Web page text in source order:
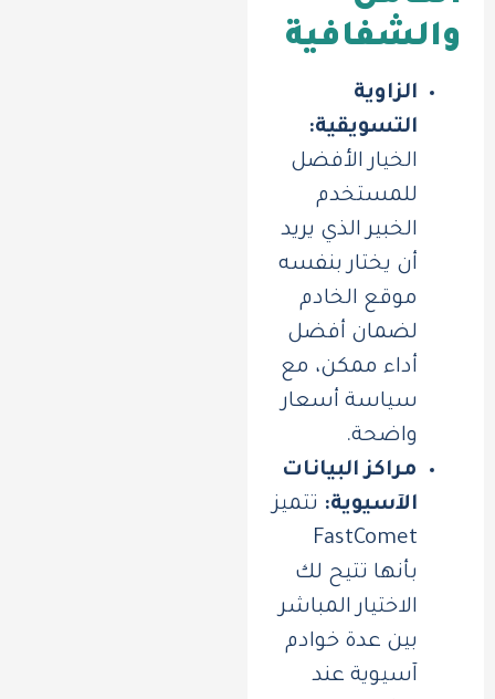
والشفافية
الزاوية
التسويقية:
الخيار الأفضل
للمستخدم
الخبير الذي يريد
أن يختار بنفسه
موقع الخادم
لضمان أفضل
أداء ممكن، مع
سياسة أسعار
واضحة.
مراكز البيانات
الآسيوية: تتميز
FastComet
بأنها تتيح لك
الاختيار المباشر
بين عدة خوادم
آسيوية عند